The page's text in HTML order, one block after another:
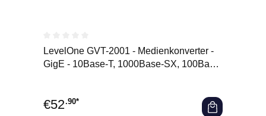
Durchschnittliche Bewertung von 0 von 5 Sternen
LevelOne GVT-2001 - Medienkonverter -
GigE - 10Base-T, 1000Base-SX, 100Base-
€52.90*